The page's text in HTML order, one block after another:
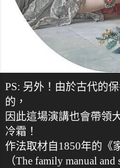
PS: 另外！由於古代的
的，
因此這場演講也會帶領
冷霜！
作法取材自1850年的《
（The family manual